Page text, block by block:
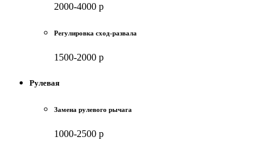
2000-4000 р
Регулировка сход-развала
1500-2000 р
Рулевая
Замена рулевого рычага
1000-2500 р